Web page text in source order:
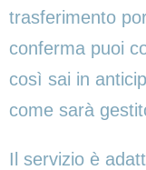
trasferimento
conferma puoi
così sai in
come sarà
Il servizio è